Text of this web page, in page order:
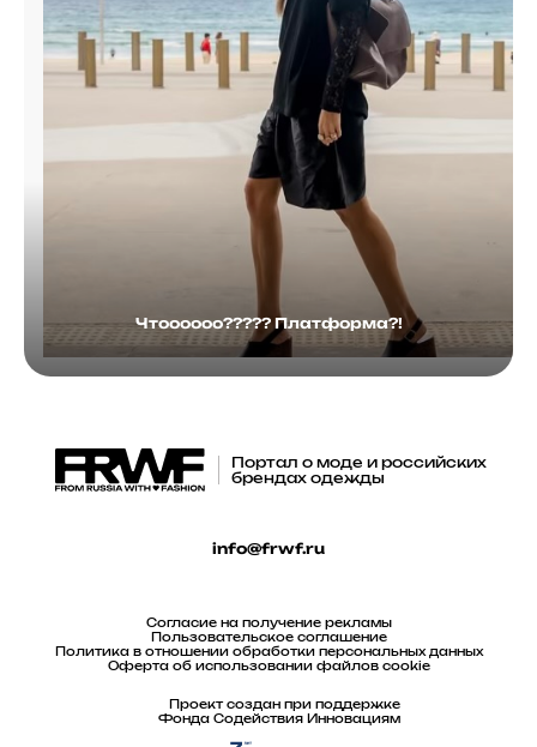
Чтоооооо????? Платформа?!
Портал о моде и российских
брендах одежды
info@frwf.ru
Согласие на получение рекламы
Пользовательское соглашение
Политика в отношении обработки персональных данных
Оферта об использовании файлов cookie
Проект создан при поддержке
Фонда Содействия Инновациям